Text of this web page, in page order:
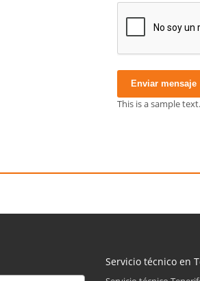
Enviar mensaje
This is a sample
Servicio técnico en